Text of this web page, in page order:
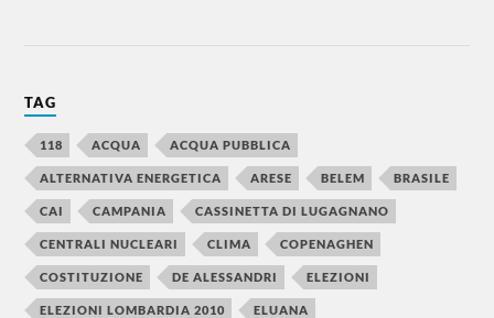
TAG
118 ACQUA ACQUA PUBBLICA
ALTERNATIVA ENERGETICA ARESE BELEM BRASILE
CAI CAMPANIA CASSINETTA DI LUGAGNANO
CENTRALI NUCLEARI CLIMA COPENAGHEN
COSTITUZIONE DE ALESSANDRI ELEZIONI
ELEZIONI LOMBARDIA 2010 ELUANA